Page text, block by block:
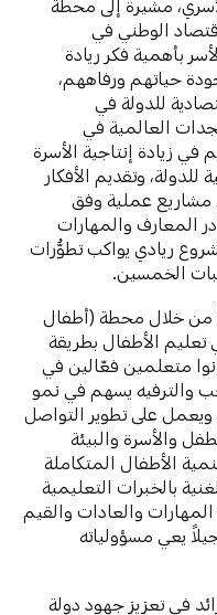
مشيرةً إلى محطة
الوطني في
بأهمية فكر ريادة
حياتهم ورفاههم،
للدولة في
العالمية في
في زيادة إنتاجية الأسرة
وتقديم الأفكار
مشاريع عملية وفق
المعارف والمهارات
ريادي يواكب تطوُّرات
الخمسين.
من خلال محطة (أطفال
الأطفال بطريقة
متعلمين فعّالين في
والترفيه يسهم في نمو
على تطوير التواصل
والأسرة والبيئة
الأطفال المتكاملة
بالخبرات التعليمية
والعادات والقيم
يعي مسؤولياته
في تعزيز جهود دولة